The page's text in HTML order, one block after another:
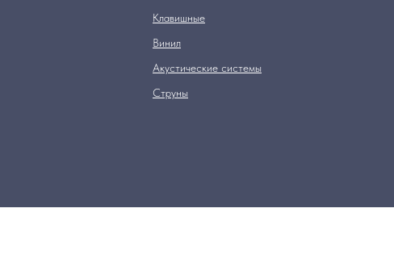
Клавишные
Винил
Акустические системы
Струны